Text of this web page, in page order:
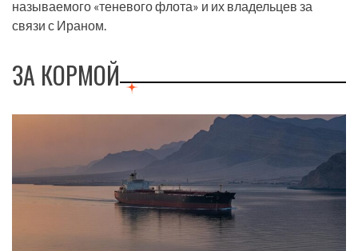
называемого «теневого флота» и их владельцев за
связи с Ираном.
ЗА КОРМОЙ